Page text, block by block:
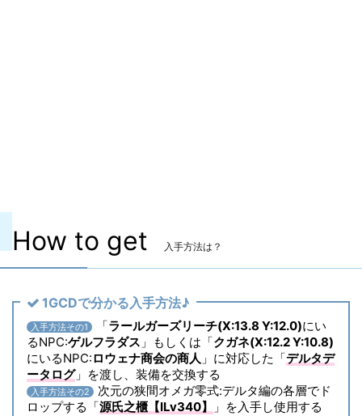
How to get 入手方法は？
1GCDで分かる入手方法♪
入手方法その1 「ラールガーズリーチ(X:13.8 Y:12.0)にい
るNPC:ゲルフラダス 」もしくは「クガネ(X:12.2 Y:10.8)
にいるNPC:ロウェナ商会の商人 」に対応した「デルタデ
ータログ」を渡し、装備を交換する
入手方法その2
次元の狭間オメガ零式:デルタ編の各層でド
ロップする「源氏之櫃【ILv340】 」を入手し使用する